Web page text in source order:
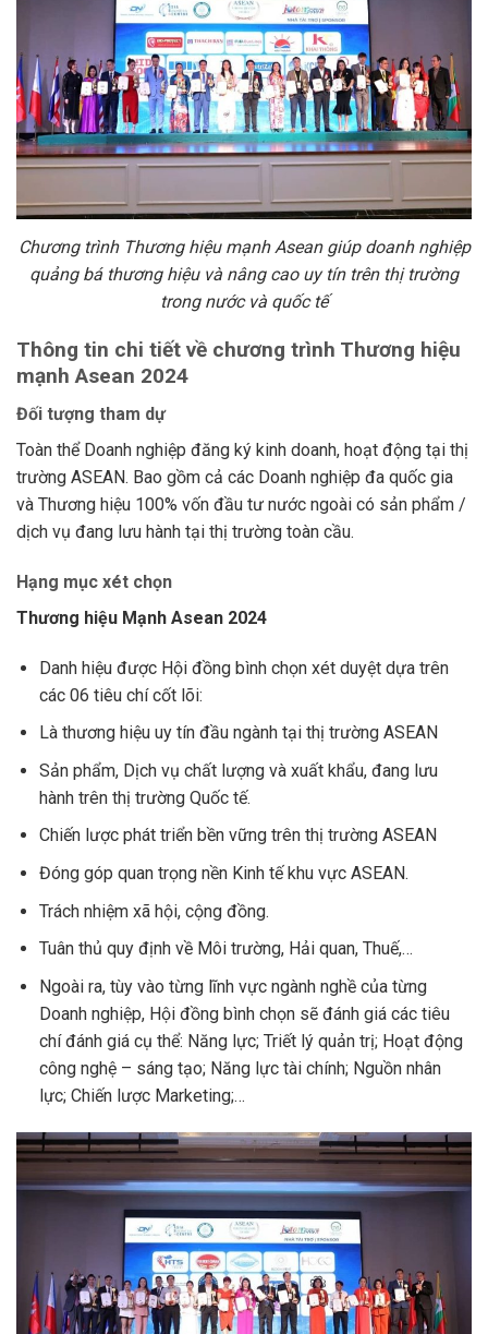
Chương trình Thương hiệu mạnh Asean giúp doanh nghiệp
quảng bá thương hiệu và nâng cao uy tín trên thị trường
trong nước và quốc tế
Thông tin chi tiết về chương trình Thương hiệu
mạnh Asean 2024
Đối tượng tham dự
Toàn thể Doanh nghiệp đăng ký kinh doanh, hoạt động tại thị
trường ASEAN. Bao gồm cả các Doanh nghiệp đa quốc gia
và Thương hiệu 100% vốn đầu tư nước ngoài có sản phẩm /
dịch vụ đang lưu hành tại thị trường toàn cầu.
Hạng mục xét chọn
Thương hiệu Mạnh Asean 2024
Danh hiệu được Hội đồng bình chọn xét duyệt dựa trên
các 06 tiêu chí cốt lõi:
Là thương hiệu uy tín đầu ngành tại thị trường ASEAN
Sản phẩm, Dịch vụ chất lượng và xuất khẩu, đang lưu
hành trên thị trường Quốc tế.
Chiến lược phát triển bền vững trên thị trường ASEAN
Đóng góp quan trọng nền Kinh tế khu vực ASEAN.
Trách nhiệm xã hội, cộng đồng.
Tuân thủ quy định về Môi trường, Hải quan, Thuế,…
Ngoài ra, tùy vào từng lĩnh vực ngành nghề của từng
Doanh nghiệp, Hội đồng bình chọn sẽ đánh giá các tiêu
chí đánh giá cụ thể: Năng lực; Triết lý quản trị; Hoạt động
công nghệ – sáng tạo; Năng lực tài chính; Nguồn nhân
lực; Chiến lược Marketing;…